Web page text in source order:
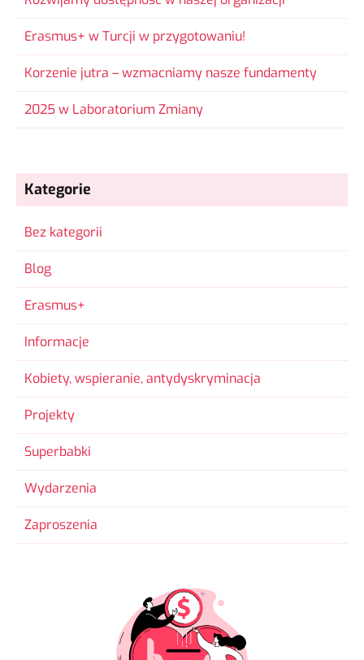
Erasmus+ w Turcji w przygotowaniu!
Korzenie jutra – wzmacniamy nasze fundamenty
2025 w Laboratorium Zmiany
Kategorie
Bez kategorii
Blog
Erasmus+
Informacje
Kobiety, wspieranie, antydyskryminacja
Projekty
Superbabki
Wydarzenia
Zaproszenia